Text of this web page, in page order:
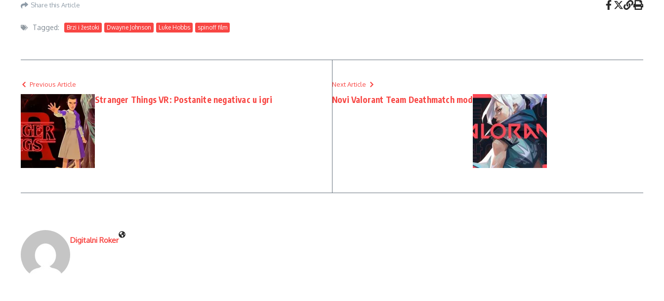
Share this Article
Tagged: Brzi i žestoki Dwayne Johnson Luke Hobbs spinoff film
Previous Article
Stranger Things VR: Postanite negativac u igri
Next Article
Novi Valorant Team Deathmatch mod
Digitalni Roker